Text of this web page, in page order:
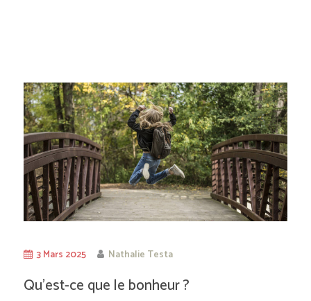
3 Mars 2025 Nathalie Testa
Qu’est-ce que le bonheur ?